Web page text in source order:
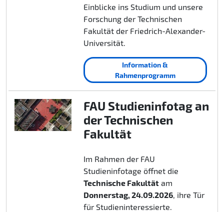
Einblicke ins Studium und unsere
Forschung der Technischen
Fakultät der Friedrich-Alexander-
Universität.
Information &
Rahmenprogramm
FAU Studieninfotag an
der Technischen
Fakultät
Im Rahmen der FAU
Studieninfotage öffnet die
Technische Fakultätam
Donnerstag, 24.09.2026, ihre Tür
für Studieninteressierte.